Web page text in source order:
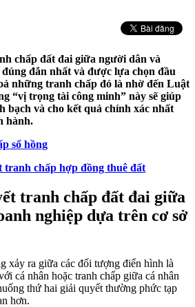
chấp đất đai giữa người dân và
đắn nhất và được lựa chọn đầu
những tranh chấp đó là nhờ đến Luật
“vị trọng tài công minh” này sẽ giúp
bạch và cho kết quả chính xác nhất
hành.
sổ hồng
tranh chấp hợp đồng thuê đất
tranh chấp đất đai giữa
nghiệp dựa trên cơ sở
xảy ra giữa các đối tượng điển hình là
cá nhân hoặc tranh chấp giữa cá nhân
thứ hai giải quyết thường phức tạp
hơn.